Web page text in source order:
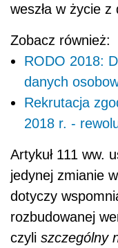
weszła w życie
Zobacz również:
RODO 2018:
danych
Rekrutacja
2018 r. -
Artykuł 111 ww.
jedynej zmianie
dotyczy
rozbudowanej
czyli szczególny